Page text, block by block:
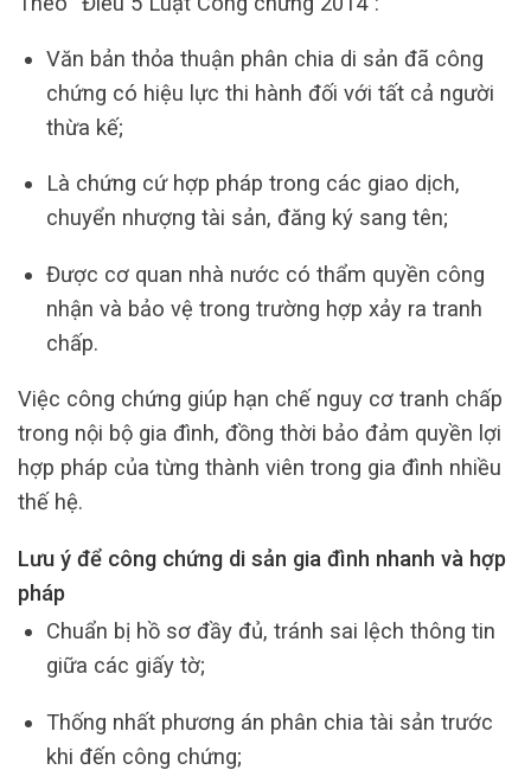
Văn bản thỏa thuận phân chia di sản đã công
chứng có hiệu lực thi hành đối với tất cả người
thừa kế;
Là chứng cứ hợp pháp trong các giao dịch,
chuyển nhượng tài sản, đăng ký sang tên;
Được cơ quan nhà nước có thẩm quyền công
nhận và bảo vệ trong trường hợp xảy ra tranh
chấp.
Việc công chứng giúp hạn chế nguy cơ tranh chấp
trong nội bộ gia đình, đồng thời bảo đảm quyền lợi
hợp pháp của từng thành viên trong gia đình nhiều
thế hệ.
Lưu ý để công chứng di sản gia đình nhanh và hợp
pháp
Chuẩn bị hồ sơ đầy đủ, tránh sai lệch thông tin
giữa các giấy tờ;
Thống nhất phương án phân chia tài sản trước
khi đến công chứng;